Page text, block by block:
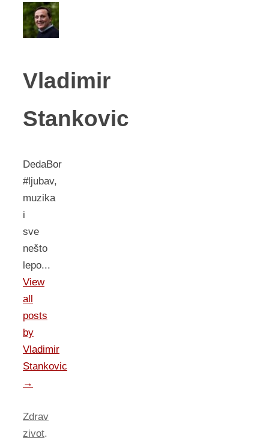
Vladimir
Stankovic
DedaBor
#ljubav,
muzika
i
sve
nešto
lepo...
View
all
posts
by
Vladimir
Stankovic
→
Zdrav
zivot.